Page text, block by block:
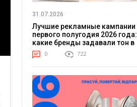
31.07.2026
Лучшие рекламные кампании
первого полугодия 2026 года:
какие бренды задавали тон в
отрасли
0 722